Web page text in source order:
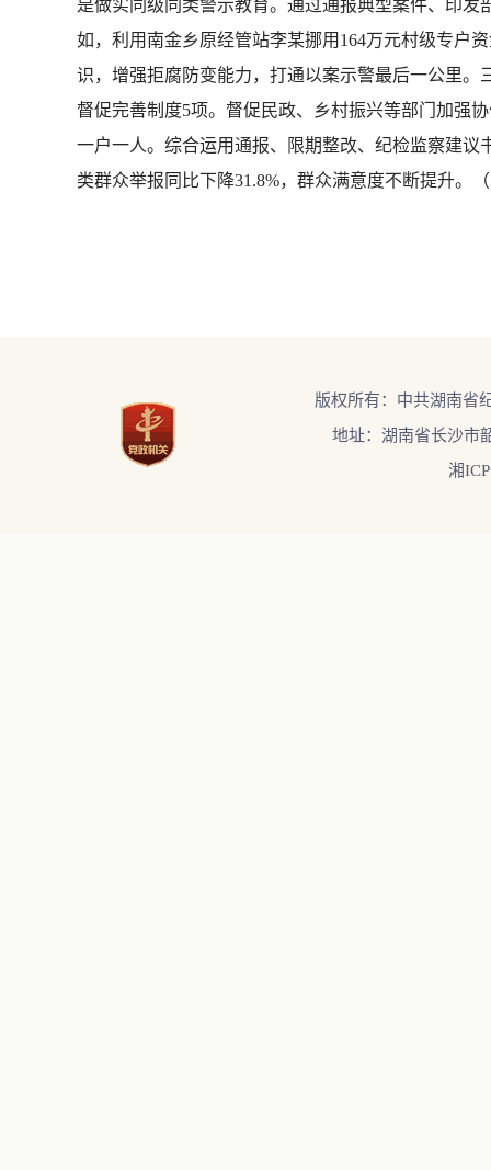
是做实同级同类警示教育。通过通报典型案件、印发
如，利用南金乡原经管站李某挪用164万元村级专户
识，增强拒腐防变能力，打通以案示警最后一公里
督促完善制度5项。督促民政、乡村振兴等部门加强
一户一人。综合运用通报、限期整改、纪检监察建
类群众举报同比下降31.8%，群众满意度不断提升。
版权所有：中共湖南省
地址：湖南省长沙市
湘